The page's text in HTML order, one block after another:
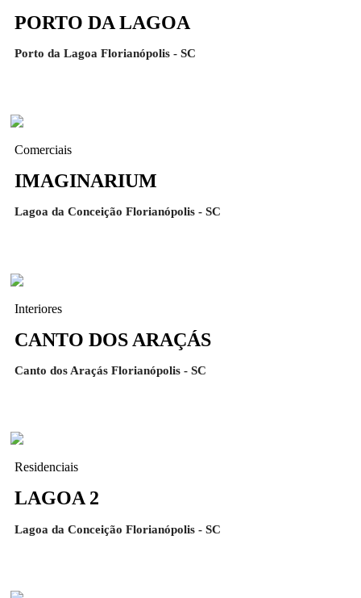
PORTO DA LAGOA
Porto da Lagoa Florianópolis - SC
Comerciais
IMAGINARIUM
Lagoa da Conceição Florianópolis - SC
Interiores
CANTO DOS ARAÇÁS
Canto dos Araçás Florianópolis - SC
Residenciais
LAGOA 2
Lagoa da Conceição Florianópolis - SC